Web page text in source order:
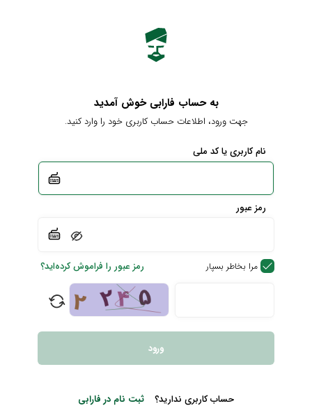
به حساب فارابی خوش آمدید
جهت ورود، اطلاعات حساب کاربری خود را وارد کنید.
نام کاربری یا کد ملی
رمز عبور
مرا بخاطر بسپار رمز عبور را فراموش کرده‌اید؟
ورود
حساب کاربری ندارید؟ ثبت نام در فارابی